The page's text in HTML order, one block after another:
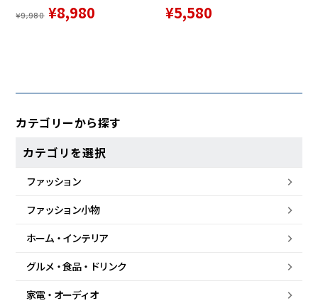
カテゴリーから探す
カテゴリを選択
ファッション
ファッション小物
ホーム・ インテリア
グルメ・食品・ ドリンク
家電・ オーディオ
¥9,980 ¥8,980 ¥5,580